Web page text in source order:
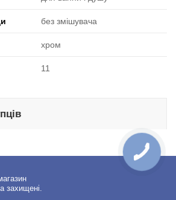
без змішувача
хром
11
захищені.